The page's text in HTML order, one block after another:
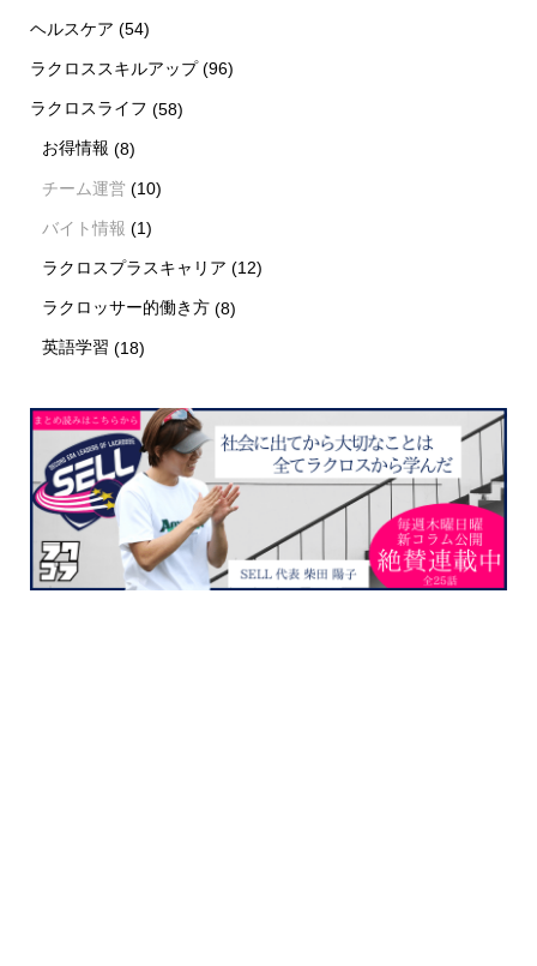
ヘルスケア (54)
ラクロススキルアップ(96)
ラクロスライフ (58)
お得情報 (8)
チーム運営 (10)
バイト情報 (1)
ラクロスプラスキャリア (12)
ラクロッサー的働き方 (8)
英語学習 (18)